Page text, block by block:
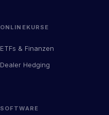
ONLINEKURSE
ETFs & Finanzen
Dealer Hedging
SOFTWARE